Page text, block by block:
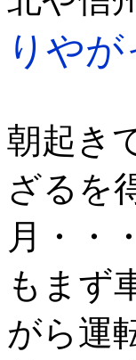
りやが
朝起き
ざるを
月・・
もまず
がら運